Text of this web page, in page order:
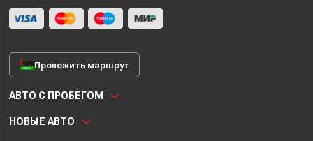
Проложить маршрут
АВТО С ПРОБЕГОМ
НОВЫЕ АВТО